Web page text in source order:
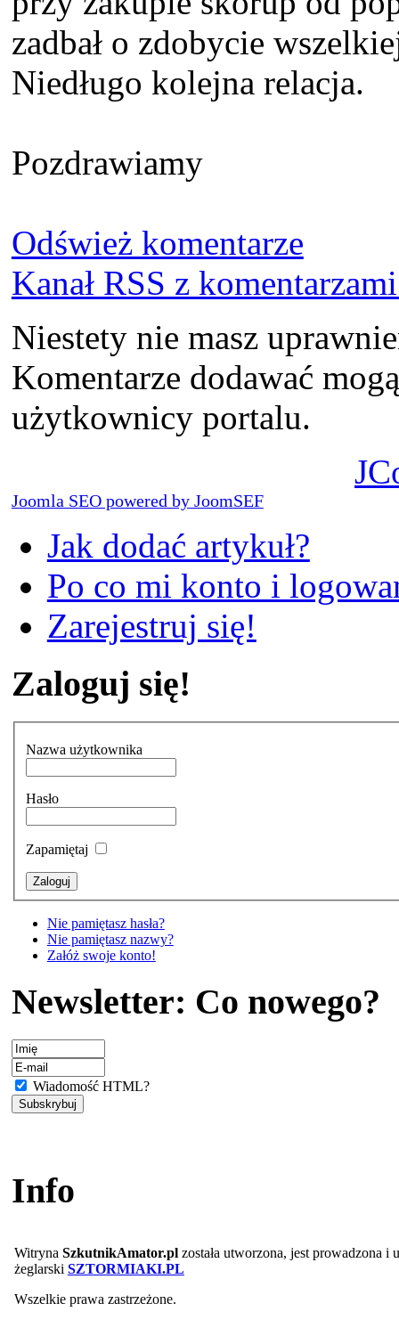
zadbał o zdobycie
Niedługo kolejna relacja.
Pozdrawiamy
Odśwież komentarze
Kanał RSS z
Niestety nie masz
Komentarze dodawać
użytkownicy portalu.
Joomla SEO powered by JoomSEF
Jak dodać artykuł?
Po co mi konto i
Zarejestruj się!
Zaloguj się!
Nazwa użytkownika
Hasło
Zapamiętaj
Nie pamiętasz hasła?
Nie pamiętasz nazwy?
Załóż swoje konto!
Newsletter: Co nowego?
Wiadomość HTML?
Info
Witryna SzkutnikAmator.plzostała utworzona, jest prowadzona i
żeglarski SZTORMIAKI.PL
Wszelkie prawa zastrzeżone.